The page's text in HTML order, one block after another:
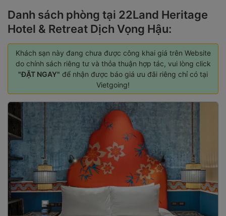
Danh sách phòng tại 22Land Heritage
Hotel & Retreat Dịch Vọng Hậu:
Khách sạn này đang chưa được công khai giá trên Website
do chính sách riêng tư và thỏa thuận hợp tác, vui lòng click
"ĐẶT NGAY" để nhận được báo giá ưu đãi riêng chỉ có tại
Vietgoing!